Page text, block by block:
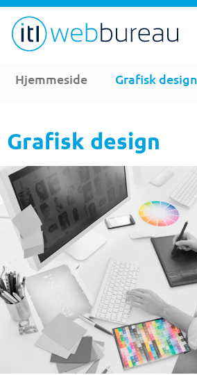
Hjemmeside Grafisk design
Grafisk design